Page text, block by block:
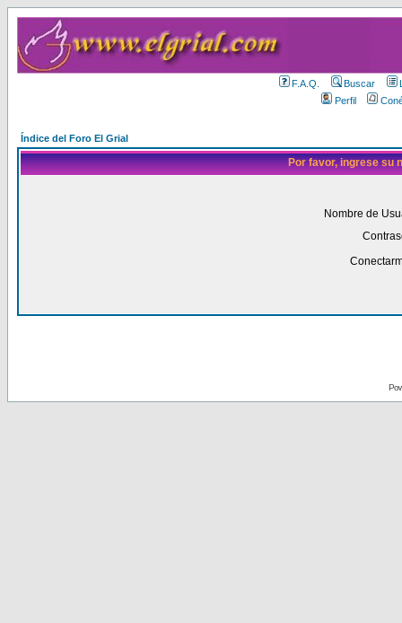
F.A.Q. Buscar
Perfil
Índice del Foro El Grial
Por favor, ingrese su
Nombre de